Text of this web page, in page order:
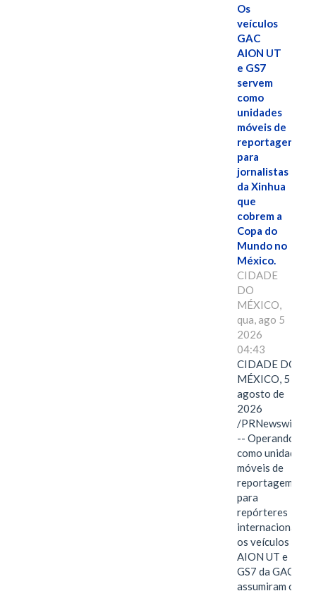
Os
veículos
GAC
AION UT
e GS7
servem
como
unidades
móveis de
reportagem
para
jornalistas
da Xinhua
que
cobrem a
Copa do
Mundo no
México.
CIDADE
DO
MÉXICO,
qua, ago 5
2026
04:43
CIDADE DO
MÉXICO, 5 de
agosto de
2026
/PRNewswire/
-- Operando
como unidades
móveis de
reportagem
para
repórteres
internacionais,
os veículos
AION UT e
GS7 da GAC
assumiram o